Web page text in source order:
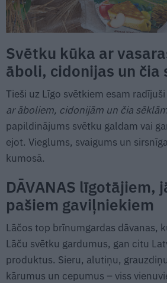
Svētku kūka ar
āboli, cidonijas un čia
Tieši uz Līgo svētkiem esam
ar āboliem, cidonijām un čia
papildinājums svētku galdam vai
ejot. Vieglums, svaigums un
kumosā.
DĀVANAS līgotājiem,
pašiem gaviļniekiem
Lāčos top brīnumgardas dāvanas,
Lāču svētku gardumus, gan citu
produktus. Sieru, alutiņu,
kārumus un cepumus – viss